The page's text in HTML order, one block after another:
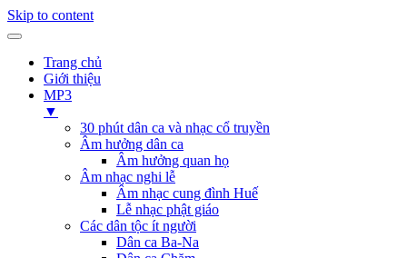
Skip to content
Trang chủ
Giới thiệu
MP3
▼
30 phút dân ca và nhạc cổ truyền
Âm hưởng dân ca
Âm hưởng quan họ
Âm nhạc nghi lễ
Âm nhạc cung đình Huế
Lễ nhạc phật giáo
Các dân tộc ít người
Dân ca Ba-Na